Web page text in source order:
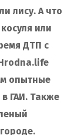
лису. А что
или
ДТП с
опытные
ГАИ. Также